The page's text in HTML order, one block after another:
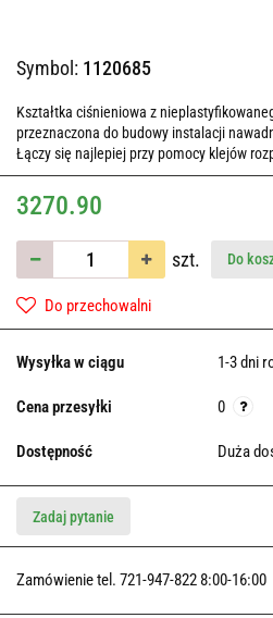
Symbol: 1120685
Kształtka ciśnieniowa z
przeznaczona do budowy instalacji
Łączy się najlepiej przy pomocy klejów
3270.90
szt. Do
Do przechowalni
Wysyłka w ciągu 1-3 dni
Cena przesyłki 0
Dostępność Duża
Zadaj pytanie
Zamówienie tel. 721-947-822 8:00-16:00